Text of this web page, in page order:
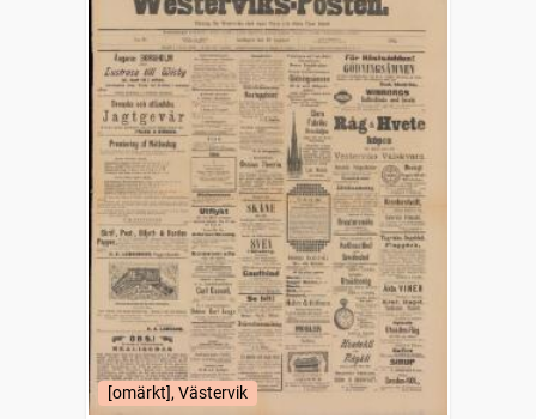
[omärkt], Västervik